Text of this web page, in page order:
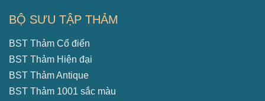
BỘ SƯU TẬP THẢM
BST Thảm Cổ điển
BST Thảm Hiện đại
BST Thảm Antique
BST Thảm 1001 sắc màu